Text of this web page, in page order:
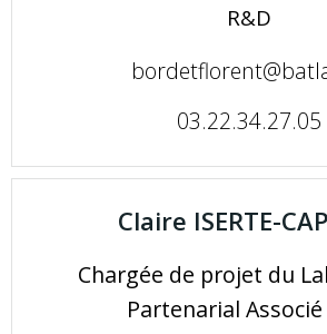
R&D
03.22.34.27.05
Claire ISERTE-
Chargée de projet du
Partenarial Associé